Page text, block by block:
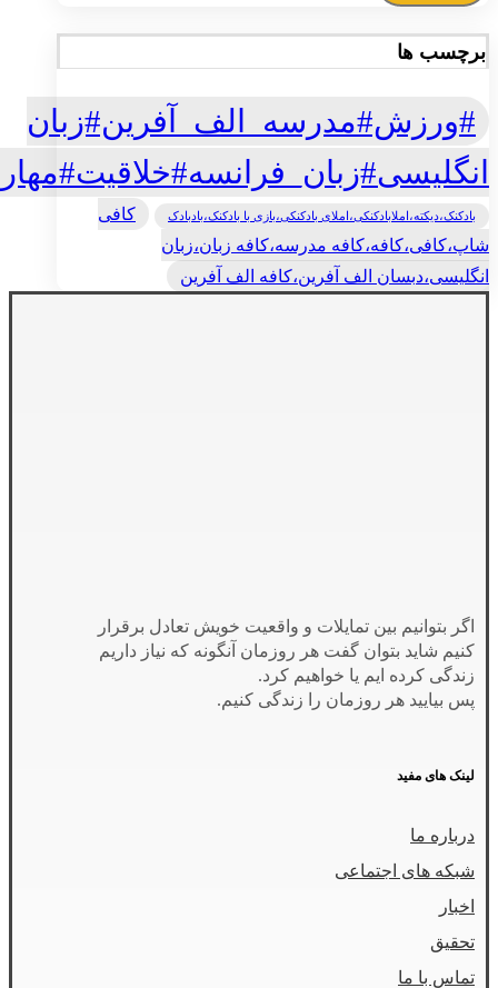
برچسب ها
#ورزش#مدرسه_الف_آفرین#زبان
بادکنک،دیکته،املابادکنکی،املای بادکنکی،بازی با بادکنک،بادبادک
کافی
شاپ،کافی،کافه،کافه مدرسه،کافه زبان،زبان
انگلیسی،دبسان الف آفرین،کافه الف آفرین
اگر بتوانیم بین تمایلات و واقعیت خویش تعادل برقرار
کنیم شاید بتوان گفت هر روزمان آنگونه که نیاز داریم
زندگی کرده ایم یا خواهیم کرد.
پس بیایید هر روزمان را زندگی کنیم.
لینک های مفید
درباره ما
شبکه های اجتماعی
اخبار
تحقیق
تماس با ما